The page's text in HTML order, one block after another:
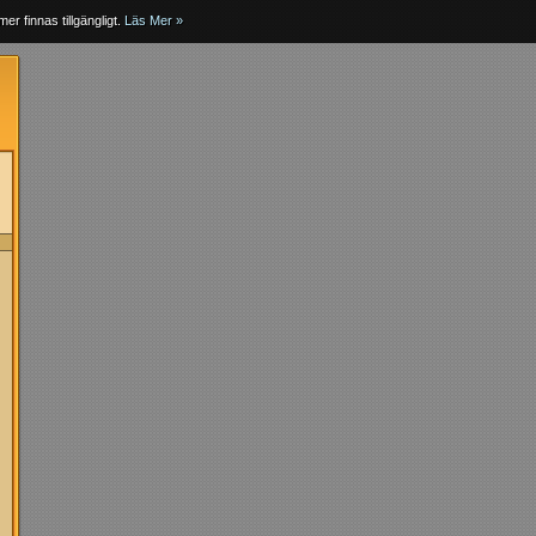
finnas tillgängligt. Läs Mer »